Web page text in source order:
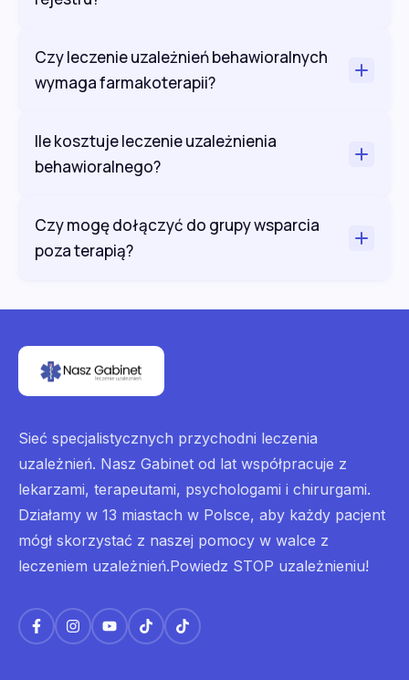
Czy leczenie uzależnień behawioralnych
wymaga farmakoterapii?
Ile kosztuje leczenie uzależnienia
behawioralnego?
Czy mogę dołączyć do grupy wsparcia
poza terapią?
Sieć specjalistycznych przychodni leczenia
uzależnień. Nasz Gabinet od lat współpracuje z
lekarzami, terapeutami, psychologami i chirurgami.
Działamy w 13 miastach w Polsce, aby każdy pacjent
mógł skorzystać z naszej pomocy w walce z
leczeniem uzależnień.Powiedz STOP uzależnieniu!